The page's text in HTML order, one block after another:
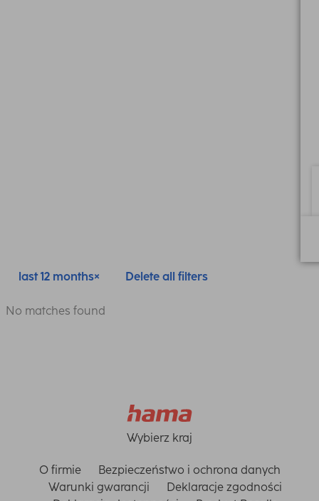
last 12 months Delete all filters
No matches found
Wybierz kraj
O firmie
Bezpieczeństwo i ochrona danych
Warunki gwarancji
Deklaracje zgodności